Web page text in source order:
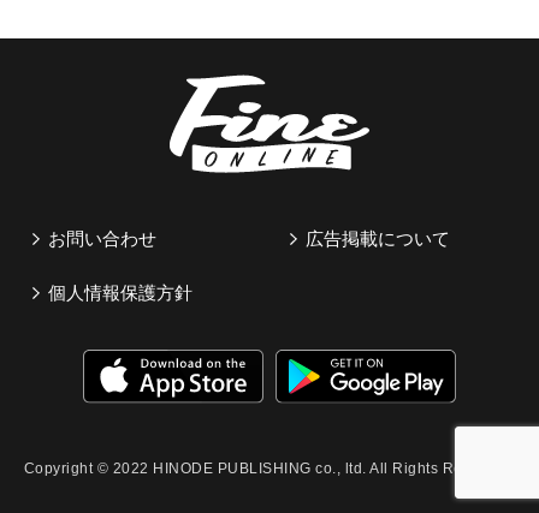
お問い合わせ 広告掲載について
個人情報保護方針
Copyright © 2022 HINODE PUBLISHING co., ltd. All Rights Reserved.